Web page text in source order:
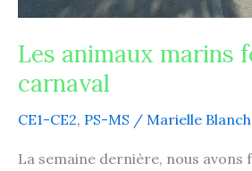
Les animaux marins
carnaval
CE1-CE2, PS-MS / Marielle
La semaine dernière, nous avons